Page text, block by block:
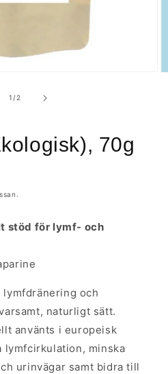
1 /av
2
70g
stöd för lymf- och
och
naturligt sätt.
använts i europeisk
minska
urinvägar samt bidra till